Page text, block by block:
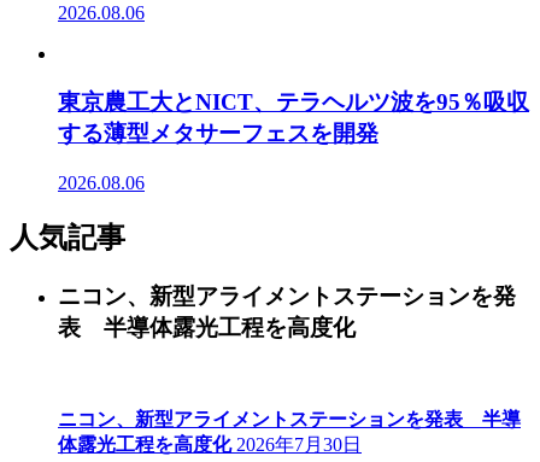
2026.08.06
東京農工大とNICT、テラヘルツ波を95％吸収
する薄型メタサーフェスを開発
2026.08.06
人気記事
ニコン、新型アライメントステーションを発
表 半導体露光工程を高度化
ニコン、新型アライメントステーションを発表 半導
体露光工程を高度化 2026年7月30日